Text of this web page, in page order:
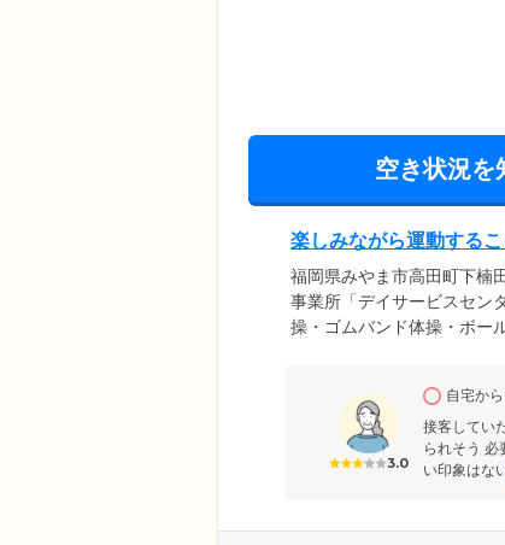
空き状況を
楽しみながら運動する
福岡県みやま市高田町下楠
事業所「デイサービスセン
操・ゴムバンド体操・ボー
ス力・持久性とさまざま
だいております。
3.0
自宅か
接客してい
られそう
い印象はな